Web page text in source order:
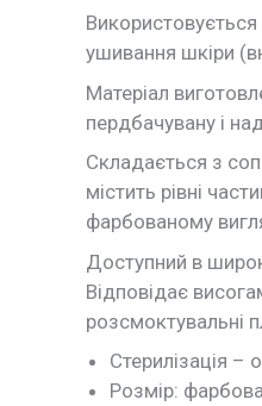
Використовується
ушивання шкіри
Матеріал
пердбачувану і
Складається з
містить рівні
фарбованому
Доступний в
Відповідає
розсмоктувальні
Стерилізація –
Розмір: